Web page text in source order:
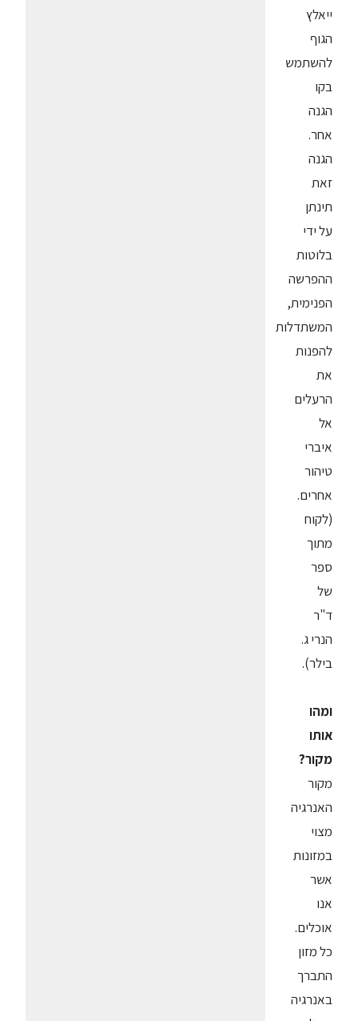
ייאלץ
הגוף
להשתמש
בקו
הגנה
אחר.
הגנה
זאת
תינתן
על ידי
בלוטות
ההפרשה
הפנימית,
המשתדלות
להפנות
את
הרעלים
אל
איברי
טיהור
אחרים.
(לקוח
מתוך
ספר
של
ד"ר
הנרי ג.
בילר).
ומהו
אותו
מקור?
מקור
האנרגיה
מצוי
במזונות
אשר
אנו
אוכלים.
כל מזון
התברך
באנרגיה